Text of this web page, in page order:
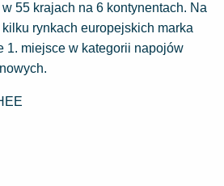
55 krajach na 6 kontynentach. Na
rynkach europejskich marka
1. miejsce w kategorii napojów